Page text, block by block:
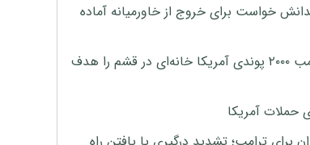
خواست برای خروج از خاورمیانه آماده
نیویورک‌تایمز: بمب ۲۰۰۰ پوندی آمریکا خانه‌ای در قشم را هدف
حملات آمریکا